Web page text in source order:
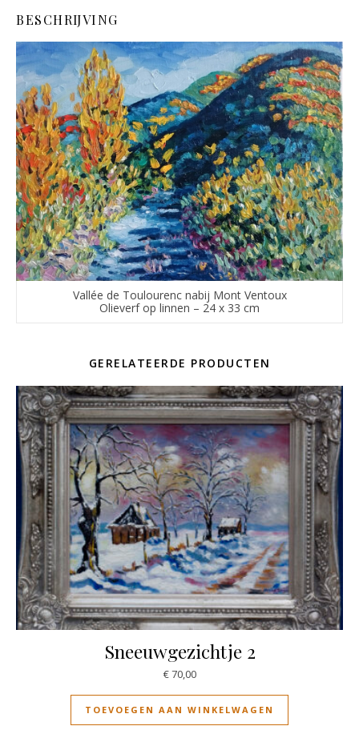
BESCHRIJVING
Vallée de Toulourenc nabij Mont Ventoux
Olieverf op linnen – 24 x 33 cm
GERELATEERDE PRODUCTEN
Sneeuwgezichtje 2
€70,00
TOEVOEGEN AAN WINKELWAGEN